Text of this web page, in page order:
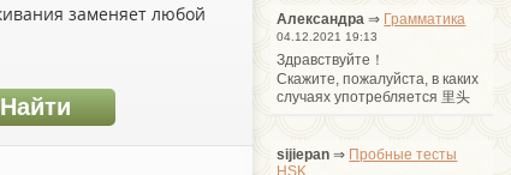
заменяет любой
Александра ⇒ Грамматика
04.12.2021 19:13
Здравствуйте！
Cкажите, пожалуйста, в каких
случаях употребляется 里头
sijiepan ⇒ Пробные тесты
HSK